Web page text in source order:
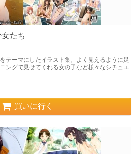
たち
テーマにしたイラスト集。よく見えるように足
ングで見せてくれる女の子など様々なシチュエ
買いに行く